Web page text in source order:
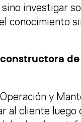
investigar
conocimiento
y
al cliente luego